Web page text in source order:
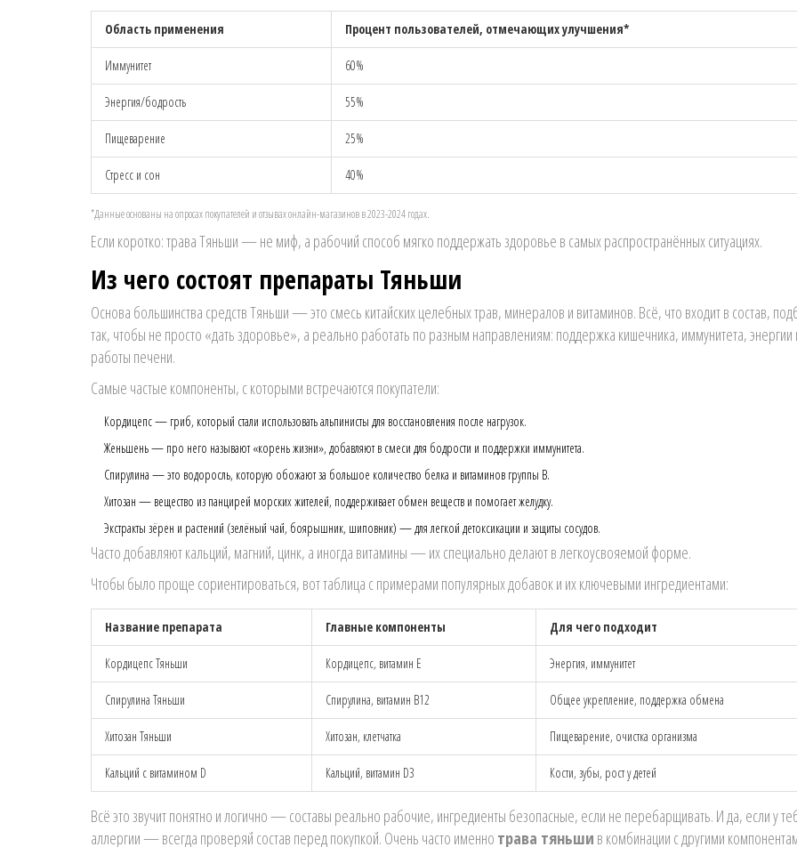
Область применения Процент пользователей, отмечающих улучшения*
Иммунитет 60%
Энергия/бодрость 55%
Пищеварение 25%
Стресс и сон 40%
*Данные основаны на опросах покупателей и отзывах онлайн-магазинов в 2023-2024 годах.
Если коротко: трава Тяньши — не миф, а рабочий способ мягко поддержать здоровье в самых распространённых ситуациях.
Из чего состоят препараты Тяньши
Основа большинства средств Тяньши — это смесь китайских целебных трав, минералов и витаминов. Всё, что входит в состав,
так, чтобы не просто «дать здоровье», а реально работать по разным направлениям: поддержка кишечника, иммунитета,
работы печени.
Самые частые компоненты, с которыми встречаются покупатели:
Кордицепс — гриб, который стали использовать альпинисты для восстановления после нагрузок.
Женьшень — про него называют «корень жизни», добавляют в смеси для бодрости и поддержки иммунитета.
Спирулина — это водоросль, которую обожают за большое количество белка и витаминов группы В.
Хитозан — вещество из панцирей морских жителей, поддерживает обмен веществ и помогает желудку.
Экстракты зёрен и растений (зелёный чай, боярышник, шиповник) — для легкой детоксикации и защиты сосудов.
Часто добавляют кальций, магний, цинк, а иногда витамины — их специально делают в легкоусвояемой форме.
Чтобы было проще сориентироваться, вот таблица с примерами популярных добавок и их ключевыми ингредиентами:
Название препарата Главные компоненты Для чего подходит
Кордицепс Тяньши Кордицепс, витамин Е Энергия, иммунитет
Спирулина Тяньши Спирулина, витамин В12 Общее укрепление, поддержка обмена
Хитозан Тяньши Хитозан, клетчатка Пищеварение, очистка организма
Кальций с витамином D Кальций, витамин D3 Кости, зубы, рост у детей
Всё это звучит понятно и логично — составы реально рабочие, ингредиенты безопасные, если не перебарщивать. И да, если у
аллергии — всегда проверяй состав перед покупкой. Очень часто именно трава тяньши в комбинации с другими